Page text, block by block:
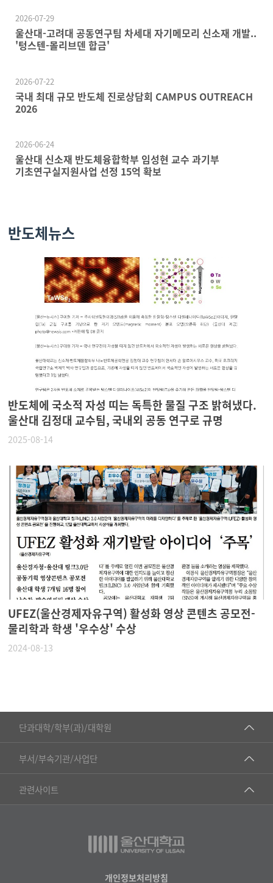
2026-07-29
울산대-고려대 공동연구팀 차세대 자기메모리 신소재 개발..
'텅스텐-몰리브덴 합금'
2026-07-22
국내 최대 규모 반도체 진로상담회 CAMPUS OUTREACH
2026
2026-06-24
울산대 신소재 반도체융합학부 임성현 교수 과기부
기초연구실지원사업 선정 15억 확보
반도체뉴스
반도체에 국소적 자성 띠는 독특한 물질 구조 밝혀냈다.
울산대 김정대 교수팀, 국내외 공동 연구로 규명
2025-08-14
UFEZ(울산경제자유구역) 활성화 영상 콘텐츠 공모전-
물리학과 학생 '우수상' 수상
2024-08-13
단과대학/학부(과)/대학원
■인문대학
▷국어국문학부
▷일본어·일본학과
▷프랑스어·프랑스학과
부서/부속기관/사업단
공동기기센터
공학교육혁신센터
관련사이트
건강가정지원센터
교수협의회
개인정보처리방침